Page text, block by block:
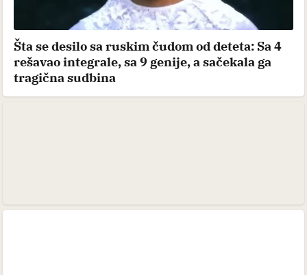
Šta se desilo sa ruskim čudom od deteta: Sa 4
rešavao integrale, sa 9 genije, a sačekala ga
tragična sudbina